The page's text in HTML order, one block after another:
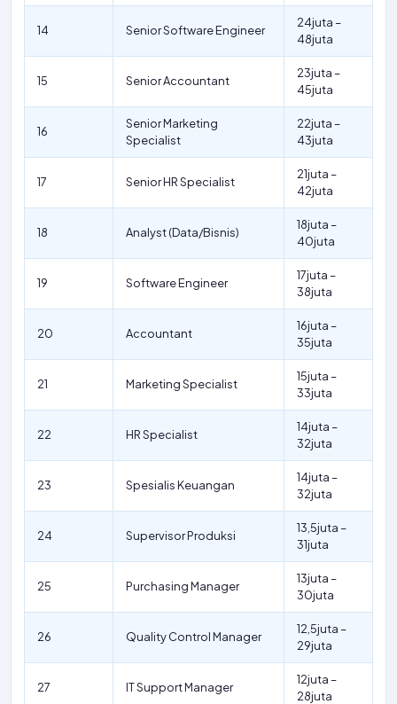
14 Senior Software Engineer
24juta –
48juta
15 Senior Accountant
23juta –
45juta
16
Senior Marketing
Specialist
22juta –
43juta
17 Senior HR Specialist
21juta –
42juta
18 Analyst (Data/Bisnis)
18juta –
40juta
19 Software Engineer
17juta –
38juta
20 Accountant
16juta –
35juta
21 Marketing Specialist
15juta –
33juta
22 HR Specialist
14juta –
32juta
23 Spesialis Keuangan
14juta –
32juta
24 Supervisor Produksi
13,5juta –
31juta
25 Purchasing Manager
13juta –
30juta
26 Quality Control Manager
12,5juta –
29juta
27 IT Support Manager
12juta –
28juta